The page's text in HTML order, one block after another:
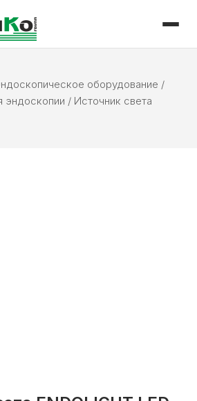
оборудование /
эндоскопии / Источник света